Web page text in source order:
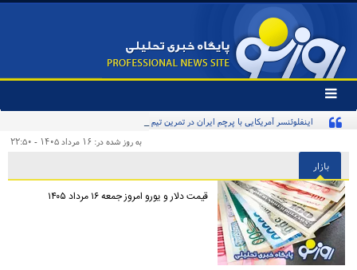
تغییر
وضعیت
منوی
ها
اینفلوئنسر آمریکایی با پرچم ایران در تمرین تیم ملی
به روز شده در: ۱۶ مرداد ۱۴۰۵ - ۲۲:۵۰
بازار
قیمت دلار و یورو امروز جمعه ۱۶ مرداد ۱۴۰۵